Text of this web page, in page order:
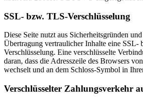
SSL- bzw. TLS-Verschlüsselung
Diese Seite nutzt aus Sicherheitsgründen
Übertragung vertraulicher Inhalte eine SSL-
Verschlüsselung. Eine verschlüsselte
daran, dass die Adresszeile des Browsers
wechselt und an dem Schloss-Symbol in
Verschlüsselter Zahlungsverkehr